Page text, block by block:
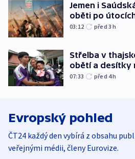
Jemen i
oběti po
03:12 před 3h
Střelba v
obětí a desítky
07:33 před 4h
Evropský pohled
ČT24 každý den vybírá z obsahu
veřejnými médii, členy Eurovize.